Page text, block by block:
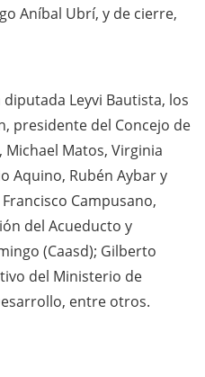
Aníbal Ubrí, y de cierre,
Leyvi Bautista, los
presidente del Concejo de
Michael Matos, Virginia
Aquino, Rubén Aybar y
Campusano,
del Acueducto y
(Caasd); Gilberto
del Ministerio de
entre otros.